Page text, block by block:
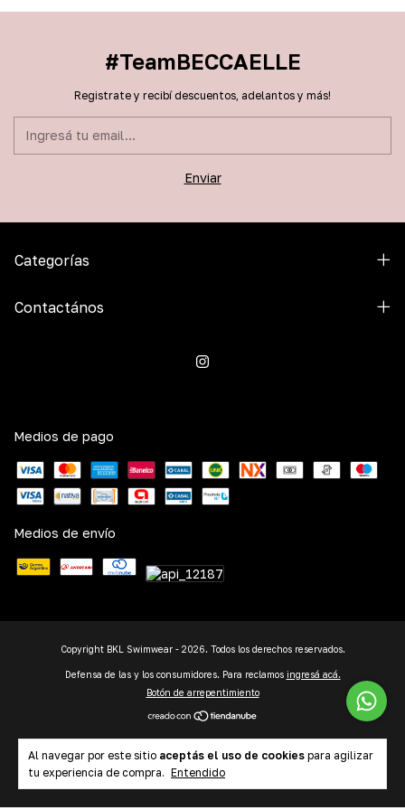
Al navegar por este sitio aceptás el uso de cookies para agilizar
tu experiencia de compra. Entendido
#TeamBECCAELLE
Registrate y recibí descuentos, adelantos y más!
Categorías
Contactános
Medios de pago
Medios de envío
Copyright BKL Swimwear - 2026. Todos los derechos reservados.
Defensa de las y los consumidores. Para reclamos ingresá acá.
Botón de arrepentimiento